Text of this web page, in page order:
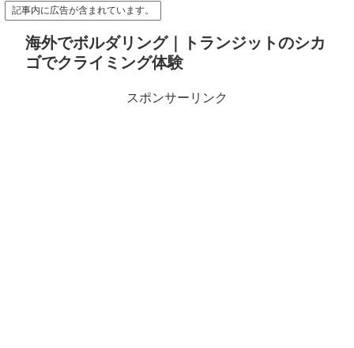
記事内に広告が含まれています。
海外でボルダリング｜トランジットのシカ
ゴでクライミング体験
スポンサーリンク